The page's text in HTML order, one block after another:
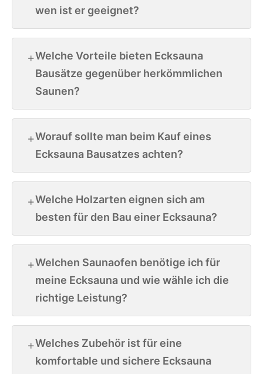
wen ist er geeignet?
Welche Vorteile bieten Ecksauna
Bausätze gegenüber herkömmlichen
Saunen?
Worauf sollte man beim Kauf eines
Ecksauna Bausatzes achten?
Welche Holzarten eignen sich am
besten für den Bau einer Ecksauna?
Welchen Saunaofen benötige ich für
meine Ecksauna und wie wähle ich die
richtige Leistung?
Welches Zubehör ist für eine
komfortable und sichere Ecksauna